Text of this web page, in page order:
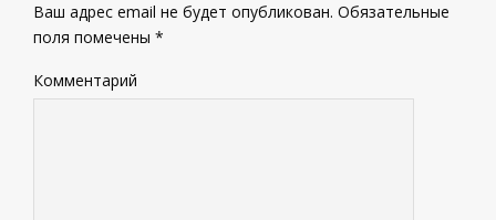
Ваш адрес email не будет опубликован. Обязательные
поля помечены *
Комментарий